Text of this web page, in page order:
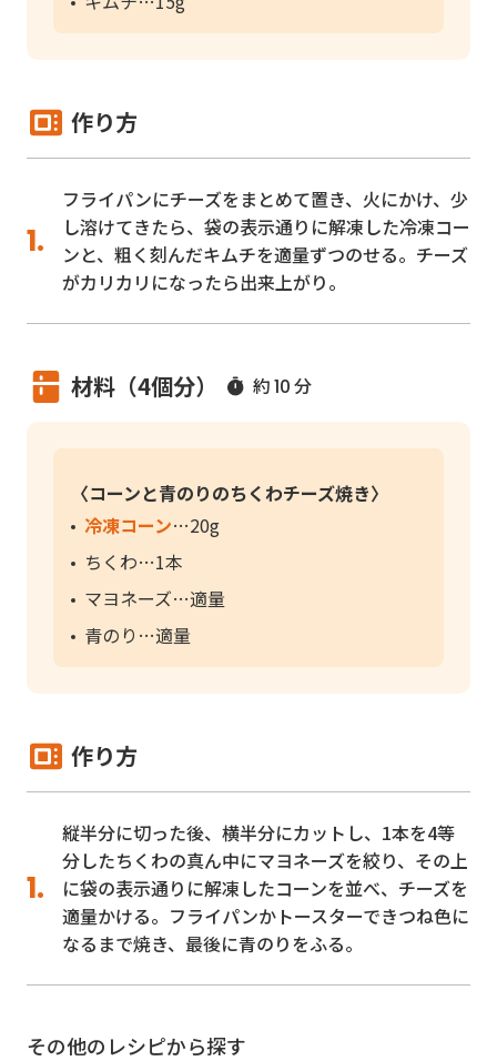
作り方
フライパンにチーズをまとめて置き、火にかけ、少
し溶けてきたら、袋の表示通りに解凍した冷凍コー
ンと、粗く刻んだキムチを適量ずつのせる。チーズ
がカリカリになったら出来上がり。
材料（4個分） 約10分
〈コーンと青のりのちくわチーズ焼き〉
冷凍コーン
20g
ちくわ
1本
マヨネーズ
適量
青のり
適量
作り方
縦半分に切った後、横半分にカットし、1本を4等
分したちくわの真ん中にマヨネーズを絞り、その上
に袋の表示通りに解凍したコーンを並べ、チーズを
適量かける。フライパンかトースターできつね色に
なるまで焼き、最後に青のりをふる。
その他のレシピから探す